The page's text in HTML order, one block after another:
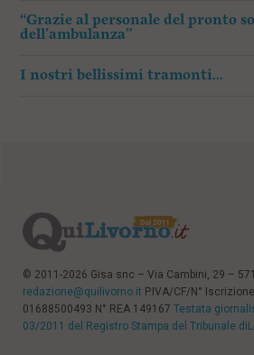
“Grazie al personale del pronto
dell’ambulanza”
I nostri bellissimi tramonti…
© 2011-2026 Gisa snc – Via Cambini, 29 –
redazione@quilivorno.it P.IVA/CF/N°
01688500493 N° REA 149167 Testata
03/2011 del Registro Stampa del Tribunale